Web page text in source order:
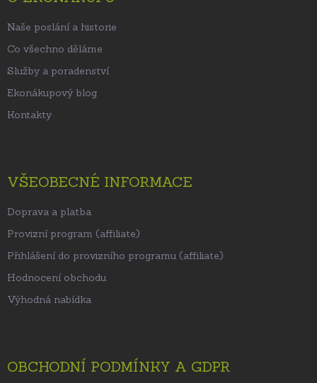
Naše poslání a historie
Co všechno děláme
Služby a poradenství
Ekonákupový blog
Kontakty
VŠEOBECNÉ INFORMACE
Doprava a platba
Provizní program (affiliate)
Přihlášení do provizního programu (affiliate)
Hodnocení obchodu
Výhodná nabídka
OBCHODNÍ PODMÍNKY A GDPR